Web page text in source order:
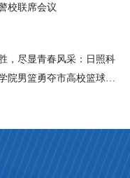
校联席会议
，尽显青春风采：日照科
院男篮勇夺市高校篮球联